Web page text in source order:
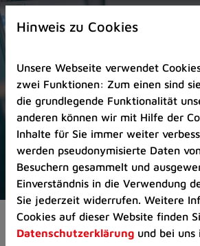
Zur
Startseite
Zum
Seitenanfang
springen
(Schnelltaste
A)
Zur
Navigation/Menü
springen
(Schnelltaste
M)
Zur
Aktuelles
Hinweis zu Cookies
Unsere Webseite verwendet
zwei Funktionen: Zum einen sind
die grundlegende Funktionalität
anderen können wir mit Hilfe der
Inhalte für Sie immer weiter
werden pseudonymisierte Daten
Besuchern gesammelt und
Einverständnis in die Verwendung
Sie jederzeit widerrufen. Weitere
Cookies auf dieser Website finden
Datenschutzerklärung und bei uns